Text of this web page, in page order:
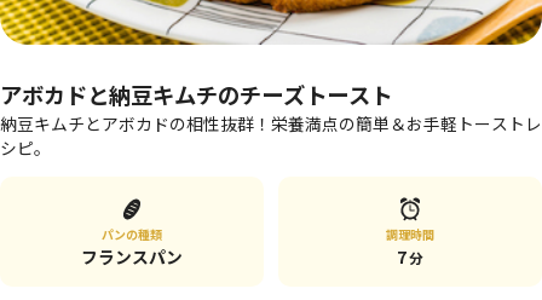
アボカドと納豆キムチのチーズトースト
納豆キムチとアボカドの相性抜群！栄養満点の簡単＆お手軽トーストレ
シピ。
パンの種類
フランスパン
調理時間
7分